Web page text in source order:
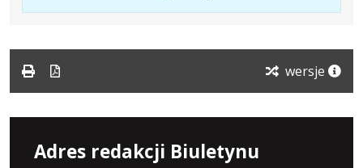
wersje
Adres redakcji Biuletynu